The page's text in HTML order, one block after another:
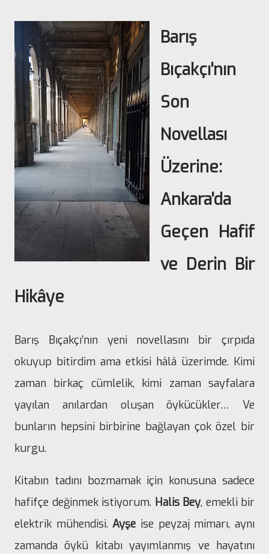
Barış
Bıçakçı'nın
Son
Novellası
Üzerine:
Ankara'da
Geçen Hafif
ve Derin Bir
Hikâye
Barış Bıçakçı’nın yeni novellasını bir çırpıda
okuyup bitirdim ama etkisi hâlâ üzerimde. Kimi
zaman birkaç cümlelik, kimi zaman sayfalara
yayılan anılardan oluşan öykücükler… Ve
bunların hepsini birbirine bağlayan çok özel bir
kurgu.
Kitabın tadını bozmamak için konusuna sadece
hafifçe değinmek istiyorum. Halis Bey, emekli bir
elektrik mühendisi.Ayşe ise peyzaj mimarı, aynı
zamanda öykü kitabı yayımlanmış ve hayatını